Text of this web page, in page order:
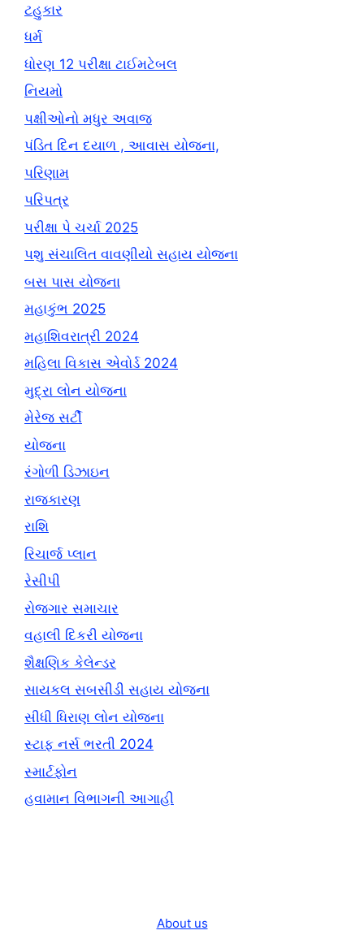
ટહુકાર
ધર્મ
ધોરણ 12 પરીક્ષા ટાઈમટેબલ
નિયમો
પક્ષીઓનો મધુર અવાજ
પંડિત દિન દયાળ , આવાસ યોજના,
પરિણામ
પરિપત્ર
પરીક્ષા પે ચર્ચા 2025
પશુ સંચાલિત વાવણીયો સહાય યોજના
બસ પાસ યોજના
મહાકુંભ 2025
મહાશિવરાત્રી 2024
મહિલા વિકાસ એવોર્ડ 2024
મુદ્રા લોન યોજના
મેરેજ સર્ટી
યોજના
રંગોળી ડિઝાઇન
રાજકારણ
રાશિ
રિચાર્જ પ્લાન
રેસીપી
રોજગાર સમાચાર
વહાલી દિકરી યોજના
શૈક્ષણિક કેલેન્ડર
સાયકલ સબસીડી સહાય યોજના
સીધી ધિરાણ લોન યોજના
સ્ટાફ નર્સ ભરતી 2024
સ્માર્ટફોન
હવામાન વિભાગની આગાહી
About us